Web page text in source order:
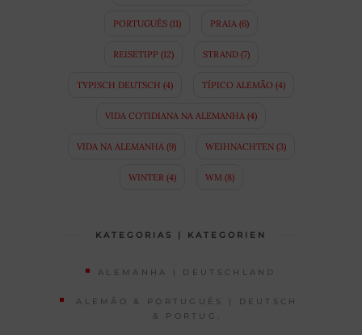
PORTUGUÊS (11) PRAIA (6)
REISETIPP(12) STRAND(7)
TYPISCH DEUTSCH (4) TÍPICO ALEMÃO (4)
VIDA COTIDIANA NA ALEMANHA (4)
VIDA NA ALEMANHA (9) WEIHNACHTEN(3)
WINTER (4) WM (8)
KATEGORIAS | KATEGORIEN
ALEMANHA | DEUTSCHLAND
ALEMÃO & PORTUGUÊS | DEUTSCH
& PORTUG.